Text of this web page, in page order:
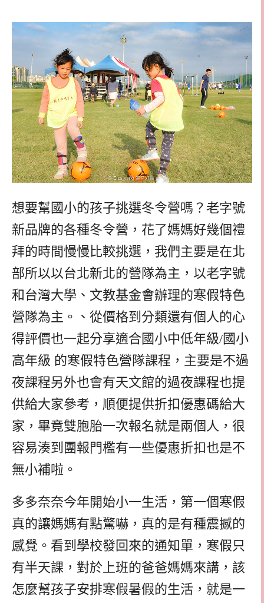
想要幫國小的孩子挑選冬令營嗎？老字號
新品牌的各種冬令營，花了媽媽好幾個禮
拜的時間慢慢比較挑選，我們主要是在北
部所以以台北新北的營隊為主，以老字號
和台灣大學、文教基金會辦理的寒假特色
營隊為主。、從價格到分類還有個人的心
得評價也一起分享適合國小中低年級/國小
高年級 的寒假特色營隊課程，主要是不過
夜課程另外也會有天文館的過夜課程也提
供給大家參考，順便提供折扣優惠碼給大
家，畢竟雙胞胎一次報名就是兩個人，很
容易湊到團報門檻有一些優惠折扣也是不
無小補啦。
多多奈奈今年開始小一生活，第一個寒假
真的讓媽媽有點驚嚇，真的是有種震撼的
感覺。看到學校發回來的通知單，寒假只
有半天課，對於上班的爸爸媽媽來講，該
怎麼幫孩子安排寒假暑假的生活，就是一